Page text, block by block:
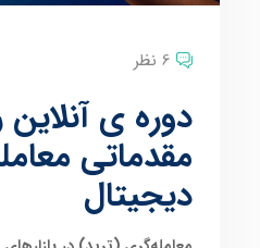
6 نظر
دوره ی آنلاین
مقدماتی
دیجیتال